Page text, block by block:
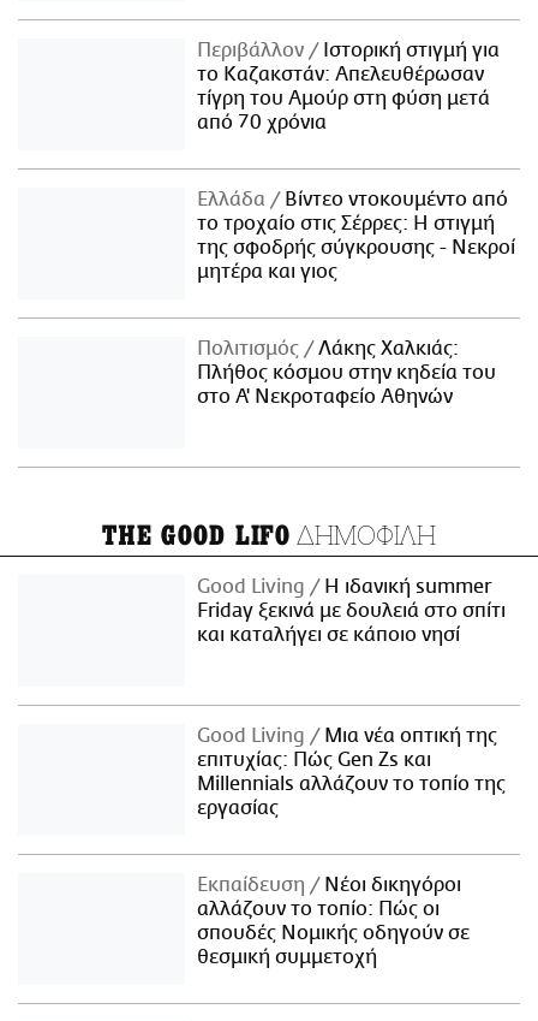
Περιβάλλον
Ιστορική στιγμή για
το Καζακστάν: Απελευθέρωσαν
τίγρη του Αμούρ στη φύση μετά
από 70 χρόνια
Ελλάδα
Βίντεο ντοκουμέντο από
το τροχαίο στις Σέρρες: Η στιγμή
της σφοδρής σύγκρουσης - Νεκροί
μητέρα και γιος
Πολιτισμός
Λάκης Χαλκιάς:
Πλήθος κόσμου στην κηδεία του
στο Α' Νεκροταφείο Αθηνών
THE GOOD LIFO ΔΗΜΟΦΙΛΗ
Good Living
Η ιδανική summer
Friday ξεκινά με δουλειά στο σπίτι
και καταλήγει σε κάποιο νησί
Good Living
Μια νέα οπτική της
επιτυχίας: Πώς Gen Zs και
Millennials αλλάζουν το τοπίο της
εργασίας
Εκπαίδευση
Νέοι δικηγόροι
αλλάζουν το τοπίο: Πώς οι
σπουδές Νομικής οδηγούν σε
θεσμική συμμετοχή